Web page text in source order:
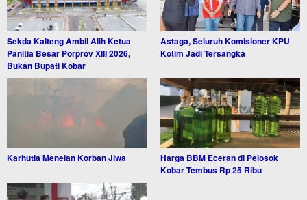
Sekda Kalteng Ambil Alih Ketua
Panitia Besar Porprov XIII 2026,
Bukan Bupati Kobar
Astaga, Seluruh Komisioner KPU
Kotim Jadi Tersangka
Karhutla Menelan Korban Jiwa
Harga BBM Eceran di Pelosok
Kobar Tembus Rp 25 Ribu